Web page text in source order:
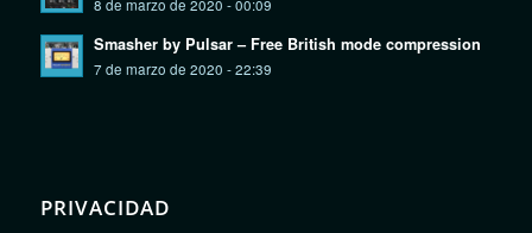
8 de marzo de 2020 - 00:09
Smasher by Pulsar – Free British mode compression
7 de marzo de 2020 - 22:39
PRIVACIDAD